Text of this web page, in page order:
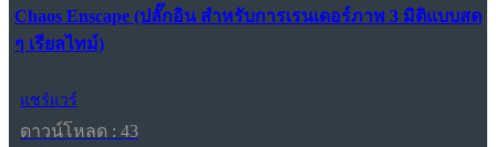
Chaos Enscape (ปลั๊กอิน สำหรับการเรนเดอร์ภาพ 3 มิติแบบสด
ๆ เรียลไทม์)
แชร์แวร์
ดาวน์โหลด : 43